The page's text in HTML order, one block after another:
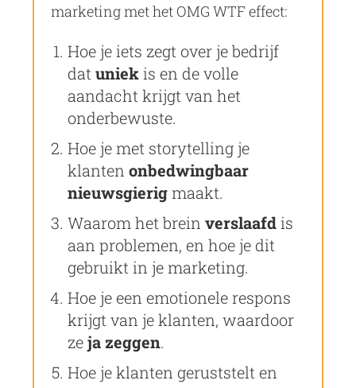
marketing met het OMG WTF effect:
Hoe je iets zegt over je bedrijf
dat uniekis en de volle
aandacht krijgt van het
onderbewuste.
Hoe je met storytelling je
klanten onbedwingbaar
nieuwsgierigmaakt.
Waarom het brein verslaafdis
aan problemen, en hoe je dit
gebruikt in je marketing.
Hoe je een emotionele respons
krijgt van je klanten, waardoor
zeja zeggen.
Hoe je klanten geruststelt en